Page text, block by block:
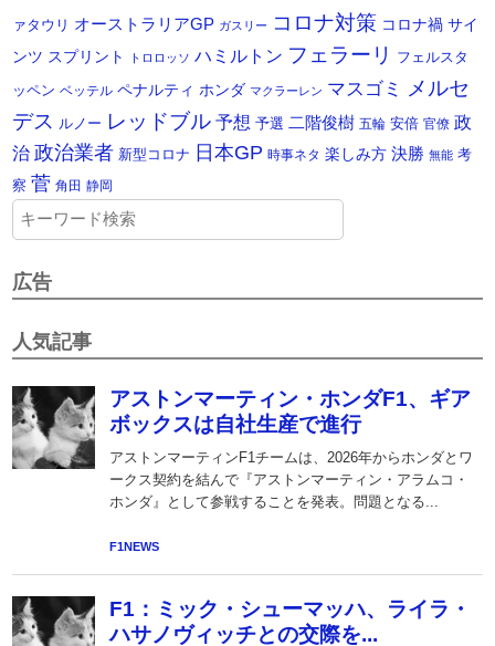
ァタウリ オーストラリアGP ガスリー コロナ対策 コロナ禍 サイ
ンツ スプリント トロロッソ ハミルトン フェラーリ
フェルスタ
ッペン ベッテル ペナルティ ホンダ マクラーレン マスゴミ
メルセ
デス ルノー レッドブル 予想 予選 二階俊樹 五輪 安倍 官僚 政
治 政治業者 新型コロナ 日本GP 時事ネタ 楽しみ方 決勝 無能 考
察 菅 角田 静岡
広告
人気記事